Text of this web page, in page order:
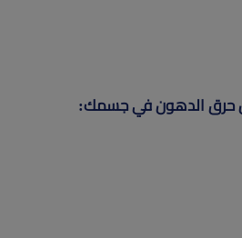
حرق الدهون في جسمك: